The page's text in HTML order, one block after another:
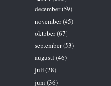
december(59)
november(45)
oktober(67)
september(53)
augusti (46)
juli (28)
juni (36)